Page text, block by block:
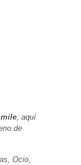
, aquí
de
Ocio,